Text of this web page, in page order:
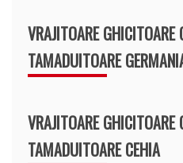
VRAJITOARE GHICITOARE
TAMADUITOARE
VRAJITOARE GHICITOARE
TAMADUITOARE CEHIA